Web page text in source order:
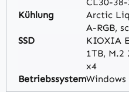
Kühlung
Arctic
A-RGB,
SSD
KIOXIA
1TB,
x4
BetriebssystemWindows